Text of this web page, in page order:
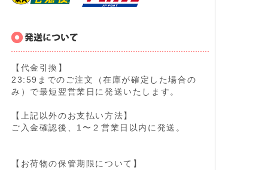
【代金引換】
23:59までのご注文（在庫が確定した場合の
み）で最短翌営業日に発送いたします。
【上記以外のお支払い方法】
ご入金確認後、1〜２営業日以内に発送。
【お荷物の保管期限について】